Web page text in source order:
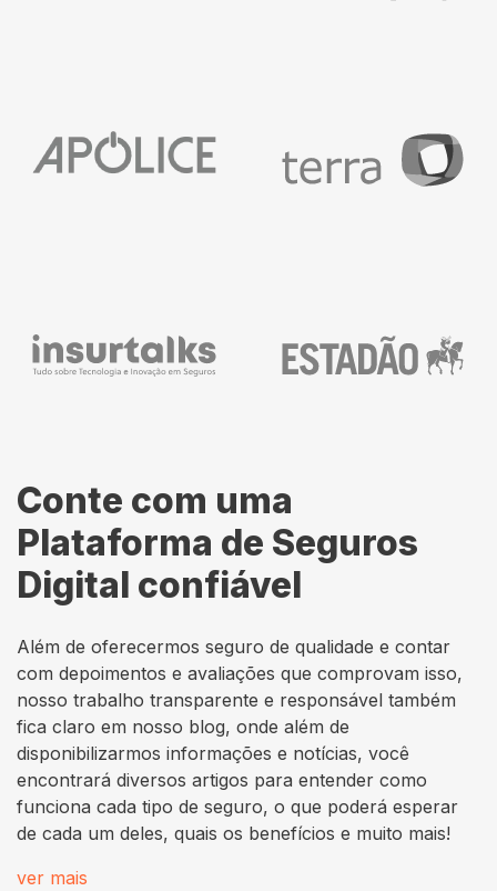
Conte com uma
Plataforma de Seguros
Digital confiável
Além de oferecermos seguro de qualidade e contar
com depoimentos e avaliações que comprovam isso,
nosso trabalho transparente e responsável também
fica claro em nosso blog, onde além de
disponibilizarmos informações e notícias, você
encontrará diversos artigos para entender como
funciona cada tipo de seguro, o que poderá esperar
de cada um deles, quais os benefícios e muito mais!
ver mais